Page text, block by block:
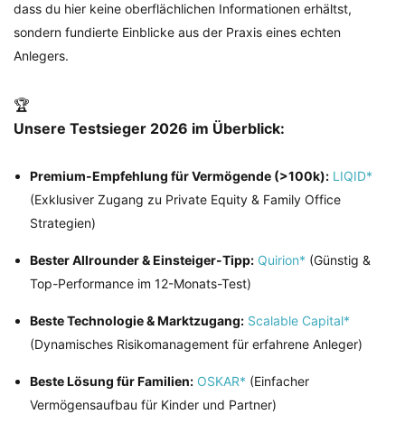
dass du hier keine oberflächlichen Informationen erhältst,
sondern fundierte Einblicke aus der Praxis eines echten
Anlegers.
🏆
Unsere Testsieger 2026 im Überblick:
Premium-Empfehlung für Vermögende (>100k): LIQID*
(Exklusiver Zugang zu Private Equity & Family Office
Strategien)
Bester Allrounder & Einsteiger-Tipp: Quirion* (Günstig &
Top-Performance im 12-Monats-Test)
Beste Technologie & Marktzugang: Scalable Capital*
(Dynamisches Risikomanagement für erfahrene Anleger)
Beste Lösung für Familien: OSKAR* (Einfacher
Vermögensaufbau für Kinder und Partner)